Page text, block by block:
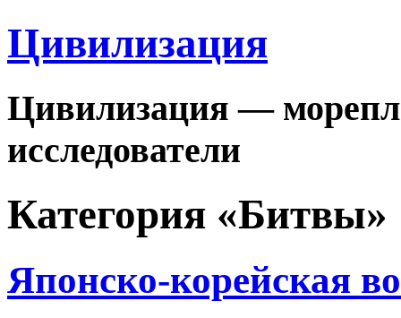
Цивилизация
Цивилизация —
исследователи
Категория «Битвы»
Японско-корейская